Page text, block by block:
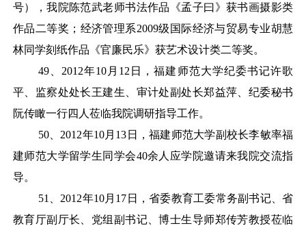
号），我院陈范武老师书法作品《孟子曰》获书画摄影类
作品二等奖；经济管理系2009级国际经济与贸易专业胡慧
林同学刻纸作品《官廉民乐》获艺术设计类二等奖。
49、 2012年10月12日，福建师范大学纪委书记许歌
平、监察处处长王建生、审计处副处长郑益萍、纪委秘书
阮传瞰一行四人莅临我院调研指导工作。
50、 2012年10月13日，福建师范大学副校长李敏率福
建师范大学留学生同学会40余人应学院邀请来我院交流指
导。
51
2012年10月17日，省委教育工委常务副书记、省
教育厅副厅长、党组副书记、博士生导师郑传芳教授莅临